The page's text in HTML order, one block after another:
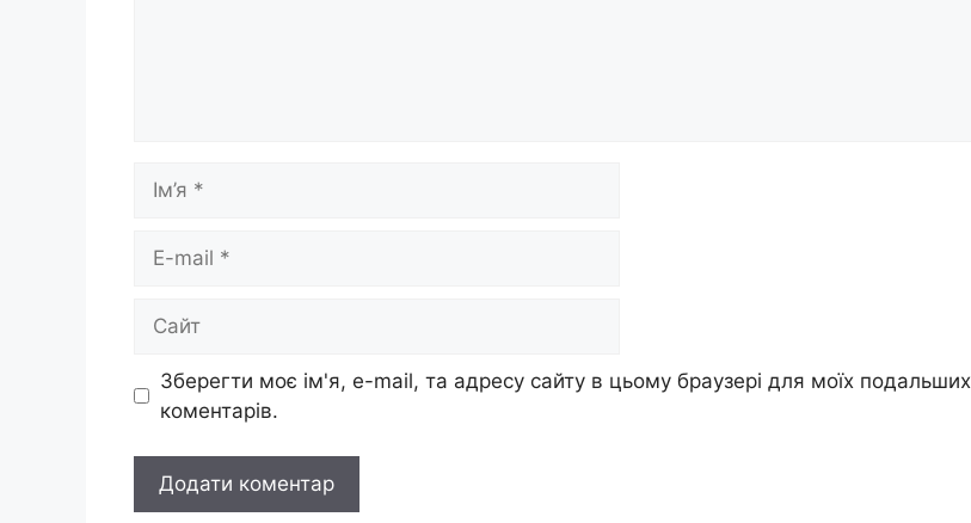
mail
Зберегти моє ім'я, e-mail, та адресу сайту в цьому браузері для моїх подальших
коментарів.